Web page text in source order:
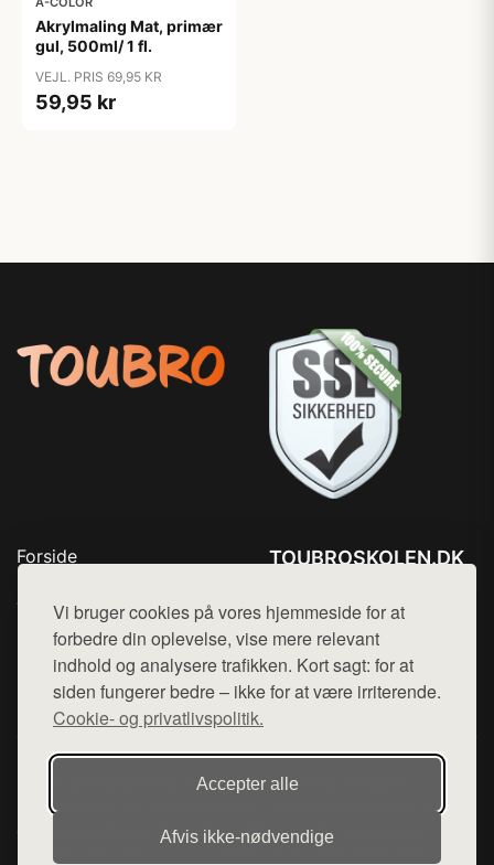
Vi bruger cookies på vores hjemmeside for at
forbedre din oplevelse, vise mere relevant
indhold og analysere trafikken. Kort sagt: for at
siden fungerer bedre – ikke for at være irriterende.
Cookie- og privatlivspolitik.
Accepter alle
Afvis ikke‑nødvendige
Akrylmaling Mat, primær
gul, 500ml/ 1 fl.
VEJL. PRIS 69,95 KR
59,95 kr
Forside
Top Rabatter
Blog
Kontakt
TOUBROSKOLEN.DK
Mail: hej@want.dk
Cookie- og privatlivspolitik
Denne side er en del af want.dk, der udgiver en række
hjemmesider med præsentation af forskellige produkter fra
diverse webshops. Der sælges ikke varer fra denne side - vi
henviser til de shops, som sælger varen. Vi har heller ikke